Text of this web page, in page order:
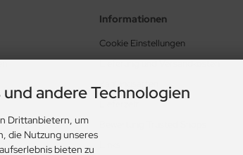
Informationen
Cookie Einstellungen
Lieferung und Versandkosten
Zahlungsarten
andere Technologien
Drittanbietern, um
die Nutzung unseres
bieten zu